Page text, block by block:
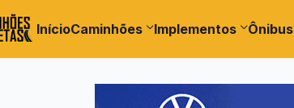
InícioCaminhões Implementos Ônibus